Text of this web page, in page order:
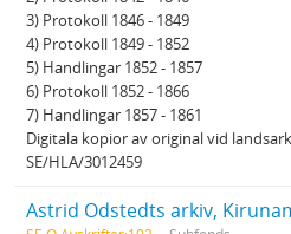
3) Protokoll 1846 - 1849
4) Protokoll 1849 - 1852
5) Handlingar 1852 - 1857
6) Protokoll 1852 - 1866
7) Handlingar 1857 - 1861
Digitala kopior av original vid
SE/HLA/3012459
Astrid Odstedts arkiv,